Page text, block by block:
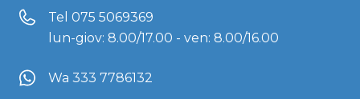
Tel 075 5069369
lun-giov: 8.00/17.00 - ven: 8.00/16.00
Wa 333 7786132